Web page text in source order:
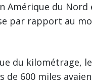
Amérique du Nord
par rapport au
du kilométrage,
de 600 miles